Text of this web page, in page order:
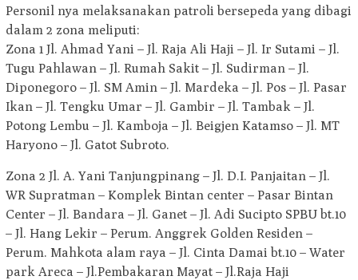
Personil nya melaksanakan patroli bersepeda yang dibagi
dalam 2 zona meliputi:
Zona 1 Jl. Ahmad Yani – Jl. Raja Ali Haji – Jl. Ir Sutami – Jl.
Tugu Pahlawan – Jl. Rumah Sakit – Jl. Sudirman – Jl.
Diponegoro – Jl. SM Amin – Jl. Mardeka – Jl. Pos – Jl. Pasar
Ikan – Jl. Tengku Umar – Jl. Gambir – Jl. Tambak – Jl.
Potong Lembu – Jl. Kamboja – Jl. Beigjen Katamso – Jl. MT
Haryono – Jl. Gatot Subroto.
Zona 2 Jl. A. Yani Tanjungpinang – Jl. D.I. Panjaitan – Jl.
WR Supratman – Komplek Bintan center – Pasar Bintan
Center – Jl. Bandara – Jl. Ganet – Jl. Adi Sucipto SPBU bt.10
– Jl. Hang Lekir – Perum. Anggrek Golden Residen –
Perum. Mahkota alam raya – Jl. Cinta Damai bt.10 – Water
park Areca – Jl.Pembakaran Mayat – Jl.Raja Haji